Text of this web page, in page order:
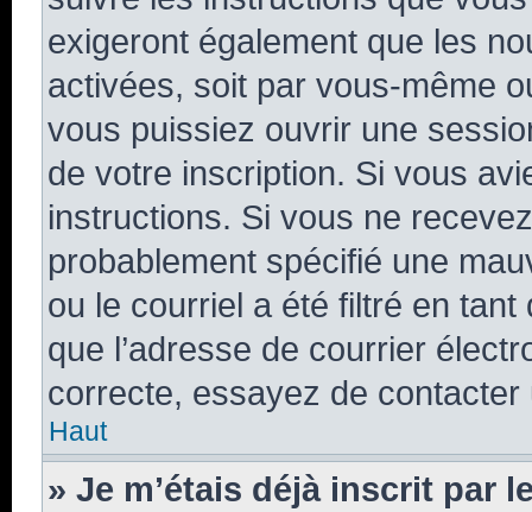
exigeront également que les
activées, soit par vous-même
vous puissiez ouvrir une
de votre inscription. Si vous
instructions. Si vous ne
probablement spécifié une
ou le courriel a été filtré en
que l’adresse de courrier
correcte, essayez de contacter
Haut
» Je m’étais déjà inscrit par